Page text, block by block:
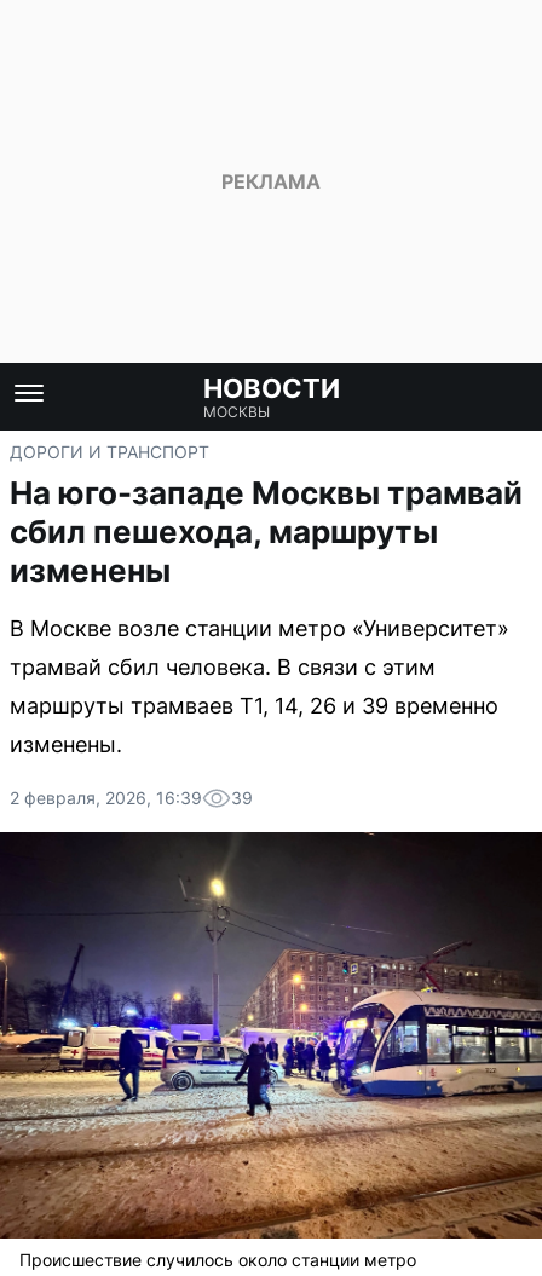
НОВОСТИ
МОСКВЫ
ДОРОГИ И ТРАНСПОРТ
На юго-западе Москвы трамвай
сбил пешехода, маршруты
изменены
В Москве возле станции метро «Университет»
трамвай сбил человека. В связи с этим
маршруты трамваев Т1, 14, 26 и 39 временно
изменены.
2 февраля, 2026, 16:39 39
Происшествие случилось около станции метро